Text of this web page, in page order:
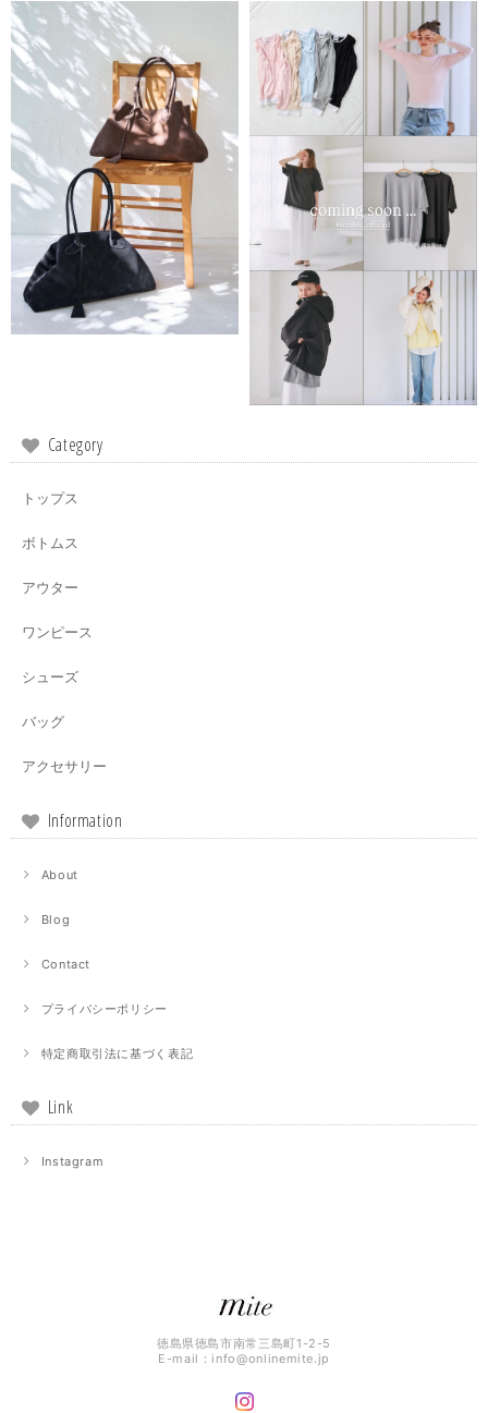
Category
トップス
ボトムス
アウター
ワンピース
シューズ
バッグ
アクセサリー
Information
About
Blog
Contact
プライバシーポリシー
特定商取引法に基づく表記
Link
Instagram
徳島県徳島市南常三島町1-2-5
E-mail： info@onlinemite.jp